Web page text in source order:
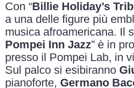
Con “Billie Holiday’s
a una delle figure più
musica afroamericana. Il
Pompei Inn Jazz” è in
presso il Pompei Lab, in
Sul palco si esibiranno
pianoforte, Germano